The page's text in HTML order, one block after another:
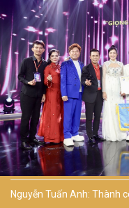
Nguyễn Tuấn Anh: Thành